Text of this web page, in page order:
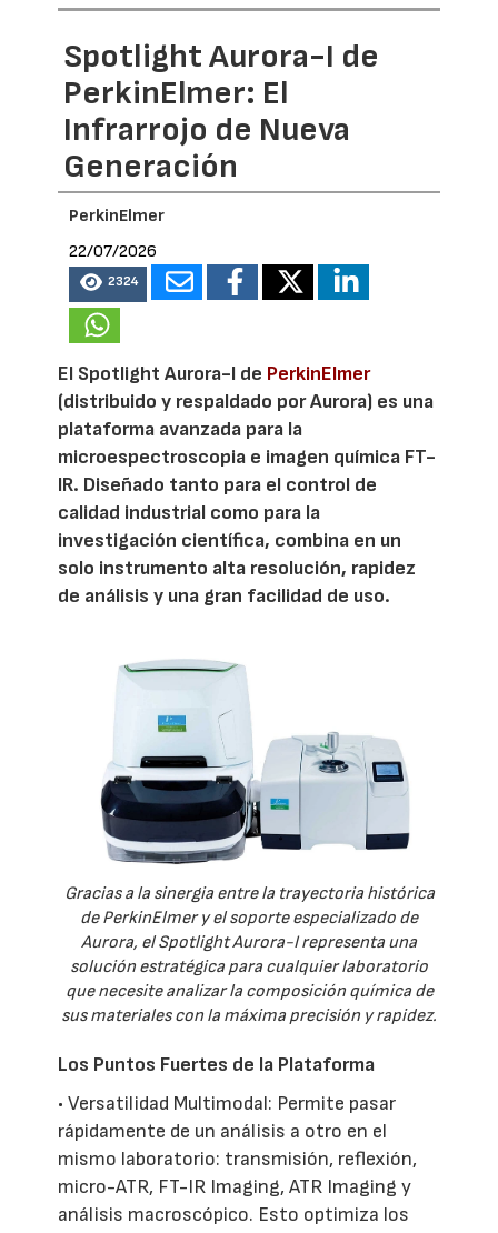
Spotlight Aurora-I de
PerkinElmer: El
Infrarrojo de Nueva
Generación
PerkinElmer
22/07/2026
2324
El Spotlight Aurora-I de PerkinElmer
(distribuido y respaldado por Aurora) es una
plataforma avanzada para la
microespectroscopia e imagen química FT-
IR. Diseñado tanto para el control de
calidad industrial como para la
investigación científica, combina en un
solo instrumento alta resolución, rapidez
de análisis y una gran facilidad de uso.
Gracias a la sinergia entre la trayectoria histórica
de PerkinElmer y el soporte especializado de
Aurora, el Spotlight Aurora-I representa una
solución estratégica para cualquier laboratorio
que necesite analizar la composición química de
sus materiales con la máxima precisión y rapidez.
Los Puntos Fuertes de la Plataforma
• Versatilidad Multimodal: Permite pasar
rápidamente de un análisis a otro en el
mismo laboratorio: transmisión, reflexión,
micro-ATR, FT-IR Imaging, ATR Imaging y
análisis macroscópico. Esto optimiza los